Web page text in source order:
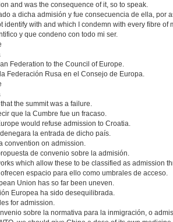
and was the consequence of it, so to speak.
a dicha admisión y fue consecuencia de ella, por
identify with and which I condemn with every fibre of
y que condeno con todo mi ser.
Federation to the Council of Europe.
Federación Rusa en el Consejo de Europa.
the summit was a failure.
que la Cumbre fue un fracaso.
would refuse admission to Croatia.
la entrada de dicho país.
convention on admission.
de convenio sobre la admisión.
which allow these to be classified as admission
espacio para ello como umbrales de acceso.
Union has so far been uneven.
Europea ha sido desequilibrada.
for admission.
sobre la normativa para la inmigración, o